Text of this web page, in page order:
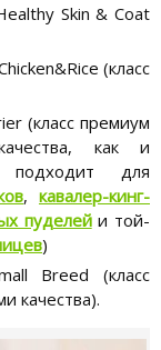
Skin & Coat
(класс
(класс премиум
как и
для
, кавалер-кинг-
пуделейи той-
)
Breed (класс
качества).